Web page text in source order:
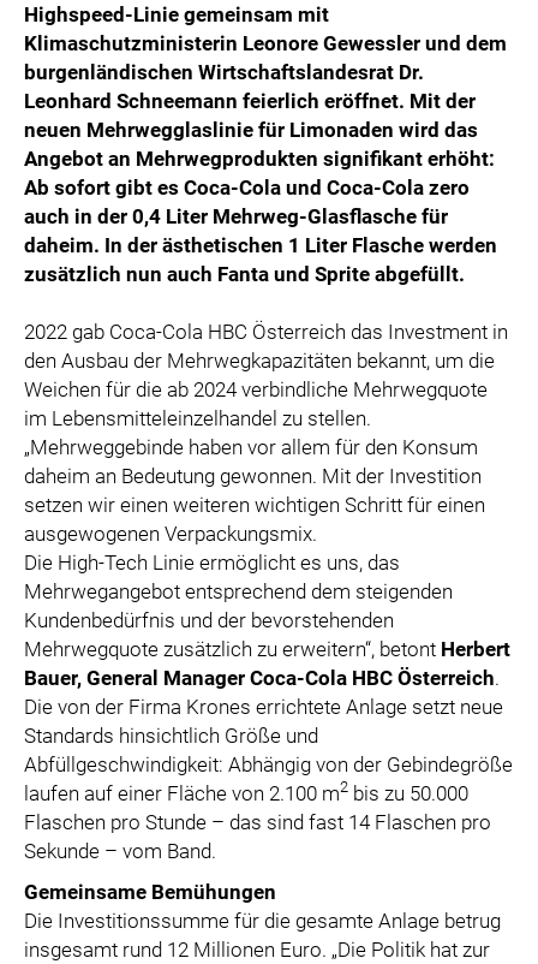
SPECIAL OLYMPICS ÖSTERREICH
MEDIA
COCA COLA
PRESSEKONTAKT
Highspeed-Linie gemeinsam mit
Klimaschutzministerin Leonore Gewessler und dem
burgenländischen Wirtschaftslandesrat Dr.
Leonhard Schneemann feierlich eröffnet. Mit der
neuen Mehrwegglaslinie für Limonaden wird das
Angebot an Mehrwegprodukten signifikant erhöht:
Ab sofort gibt es Coca-Cola und Coca-Cola zero
auch in der 0,4 Liter Mehrweg-Glasflasche für
daheim. In der ästhetischen 1 Liter Flasche werden
zusätzlich nun auch Fanta und Sprite abgefüllt.
2022 gab Coca-Cola HBC Österreich das Investment in
den Ausbau der Mehrwegkapazitäten bekannt, um die
Weichen für die ab 2024 verbindliche Mehrwegquote
im Lebensmitteleinzelhandel zu stellen.
„Mehrweggebinde haben vor allem für den Konsum
daheim an Bedeutung gewonnen. Mit der Investition
setzen wir einen weiteren wichtigen Schritt für einen
ausgewogenen Verpackungsmix.
Die High-Tech Linie ermöglicht es uns, das
Mehrwegangebot entsprechend dem steigenden
Kundenbedürfnis und der bevorstehenden
Mehrwegquote zusätzlich zu erweitern“, betont Herbert
Bauer, General Manager Coca-Cola HBC Österreich.
Die von der Firma Krones errichtete Anlage setzt neue
Standards hinsichtlich Größe und
Abfüllgeschwindigkeit: Abhängig von der Gebindegröße
laufen auf einer Fläche von 2.100 m2 bis zu 50.000
Flaschen pro Stunde – das sind fast 14 Flaschen pro
Sekunde – vom Band.
Gemeinsame Bemühungen
Die Investitionssumme für die gesamte Anlage betrug
insgesamt rund 12 Millionen Euro. „Die Politik hat zur